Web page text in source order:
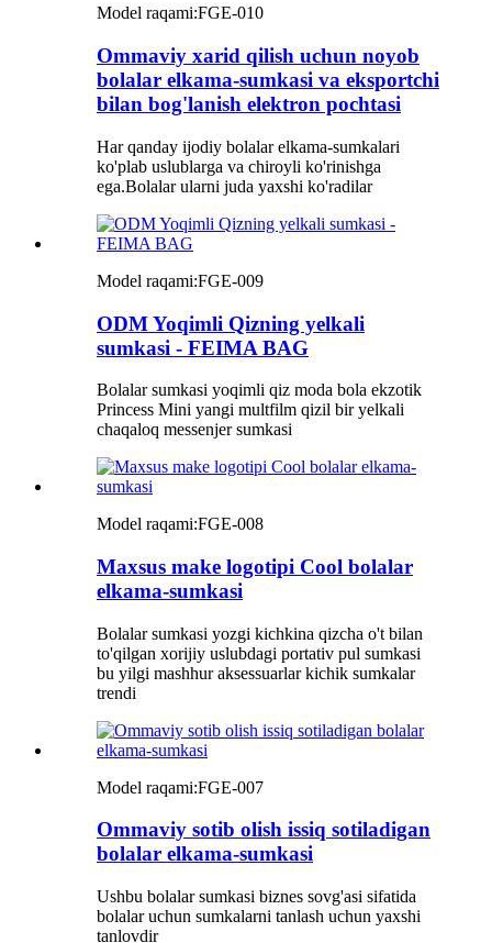
Model raqami:FGE-010
Ommaviy xarid qilish uchun noyob
bolalar elkama-sumkasi va eksportchi
bilan bog'lanish elektron pochtasi
Har qanday ijodiy bolalar elkama-sumkalari
ko'plab uslublarga va chiroyli ko'rinishga
ega.Bolalar ularni juda yaxshi ko'radilar
Model raqami:FGE-009
ODM Yoqimli Qizning yelkali
sumkasi - FEIMA BAG
Bolalar sumkasi yoqimli qiz moda bola ekzotik
Princess Mini yangi multfilm qizil bir yelkali
chaqaloq messenjer sumkasi
Model raqami:FGE-008
Maxsus make logotipi Cool bolalar
elkama-sumkasi
Bolalar sumkasi yozgi kichkina qizcha o't bilan
to'qilgan xorijiy uslubdagi portativ pul sumkasi
bu yilgi mashhur aksessuarlar kichik sumkalar
trendi
Model raqami:FGE-007
Ommaviy sotib olish issiq sotiladigan
bolalar elkama-sumkasi
Ushbu bolalar sumkasi biznes sovg'asi sifatida
bolalar uchun sumkalarni tanlash uchun yaxshi
tanlovdir